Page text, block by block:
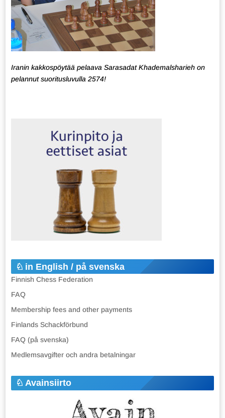
Iranin kakkospöytää pelaava Sarasadat Khademalsharieh on
pelannut suoritusluvulla 2574!
in English / på svenska
Finnish Chess Federation
FAQ
Membership fees and other payments
Finlands Schackförbund
FAQ (på svenska)
Medlemsavgifter och andra betalningar
Avainsiirto